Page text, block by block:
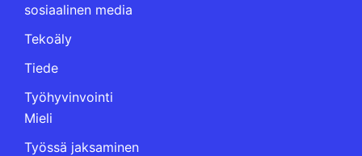
sosiaalinen media
Tekoäly
Tiede
Työhyvinvointi
Mieli
Työssä jaksaminen